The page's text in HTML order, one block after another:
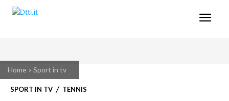
Home Sport in tv
SPORT IN TV TENNIS